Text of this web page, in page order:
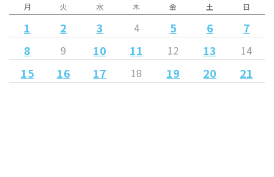
月 火 水 木 金 土 日
1 2 3 4 5 6
7
8
9 10 11 12 13 14
15 16 17 18 19 20
21